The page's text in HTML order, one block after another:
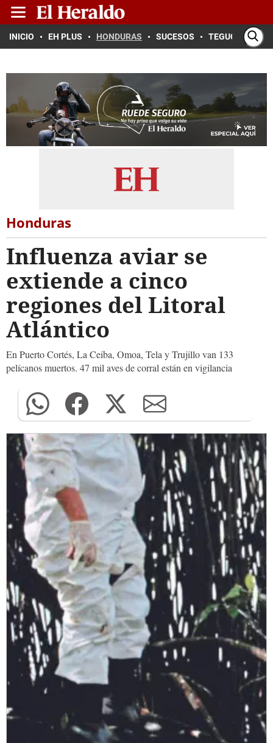
INICIO EH PLUS HONDURAS SUCESOS TEGUCIGALPA
Honduras
Influenza aviar se
extiende a cinco
regiones del Litoral
Atlántico
En Puerto Cortés, La Ceiba, Omoa, Tela y Trujillo van 133
pelícanos muertos. 47 mil aves de corral están en vigilancia